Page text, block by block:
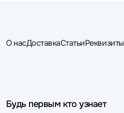
О насДоставкаСтатьиРеквизиты
Будь первым кто узнает